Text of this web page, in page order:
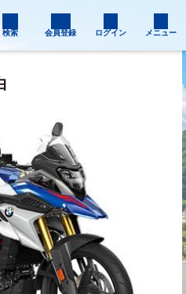
検索 会員登録 ログイン メニュー